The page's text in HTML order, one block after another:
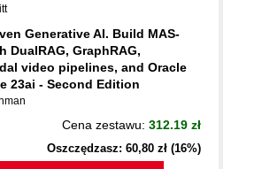
Generative AI. Build MAS-
DualRAG, GraphRAG,
video pipelines, and Oracle
23ai - Second Edition
Cena zestawu: 312.19 zł
Oszczędzasz: 60,80 zł (16%)